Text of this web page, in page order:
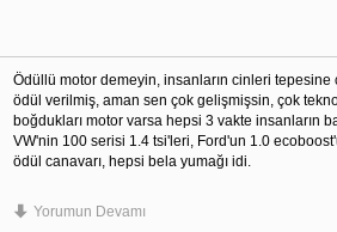
Ödüllü motor demeyin, insanların cinleri tepesine
ödül verilmiş, aman sen çok gelişmişsin, çok
boğdukları motor varsa hepsi 3 vakte insanların
VW'nin 100 serisi 1.4 tsi'leri, Ford'un 1.0
ödül canavarı, hepsi bela yumağı idi.
1.0 tsi iyi bir motor, çünkü genel olarak güzel
kullanılıyor mikro hacim diğer örnekler gibi pek
Yorumun Devamı